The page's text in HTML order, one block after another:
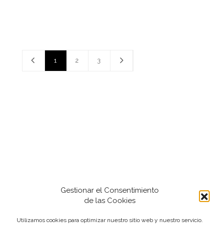
Gestionar el Consentimiento
de las Cookies
Utilizamos cookies para optimizar nuestro sitio web y nuestro servicio.
1 2 3